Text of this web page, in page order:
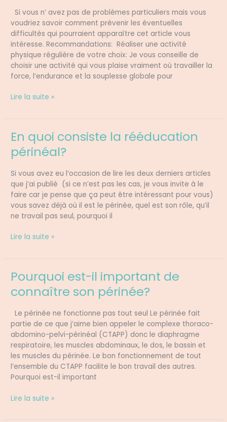
Si vous n’ avez pas de problèmes particuliers mais vous
voudriez savoir comment prévenir les éventuelles
difficultés qui pourraient apparaître cet article vous
intéresse. Recommandations: Réaliser une activité
physique régulière de votre choix: Je vous conseille de
choisir une activité qui vous plaise vraiment où travailler la
force, l’endurance et la souplesse globale pour
au
niveau
périnéal?
Lire la suite »
En quoi consiste la rééducation
périnéal?
Si vous avez eu l’occasion de lire les deux derniers articles
que j’ai publié (si ce n’est pas les cas, je vous invite à le
faire car je pense que ça peut être intéressant pour vous)
vous savez déjà où il est le périnée, quel est son rôle, qu’il
ne travail pas seul, pourquoi il
En
quoi
consiste
rééducation
périnéal?
Lire la suite »
Pourquoi est-il important de
connaître son périnée?
Le périnée ne fonctionne pas tout seul Le périnée fait
partie de ce que j’aime bien appeler le complexe thoraco-
abdomino-pelvi-périnéal (CTAPP) donc le diaphragme
respiratoire, les muscles abdominaux, le dos, le bassin et
les muscles du périnée. Le bon fonctionnement de tout
l’ensemble du CTAPP facilite le bon travail des autres.
Pourquoi est-il important
Pourquoi
il
de
connaître
son
périnée?
Lire la suite »